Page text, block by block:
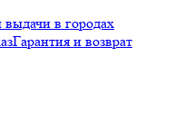
в городах
Гарантия и возврат